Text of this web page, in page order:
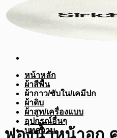
หน้าหลัก
ผ้าสีพื้น
ผ้ากาว/ซับใน/เคมีปก
ผ้าดิบ
ผ้าสูท/เครื่องแบบ
อุปกรณ์อื่นๆ
บทความ